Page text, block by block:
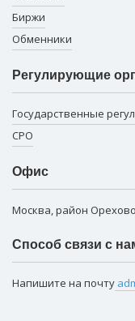
Биржи
Обменники
Регулирующие
Государственные
СРО
Офис
Москва, район
Способ связи с
Напишите на почту